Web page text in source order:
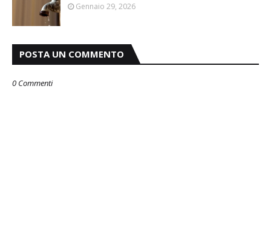
Gennaio 29, 2026
POSTA UN COMMENTO
0 Commenti